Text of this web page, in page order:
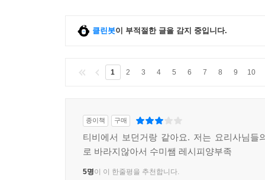
클린봇이 부적절한 글을 감지 중입니다.
1 2 3 4 5 6 7 8 9 10
종이책 구매
티비에서 보던거랑 같아요. 저는 요리사님들
로 바라지않아서 수미쌤 레시피양부족
5명이 이 한줄평을 추천합니다.